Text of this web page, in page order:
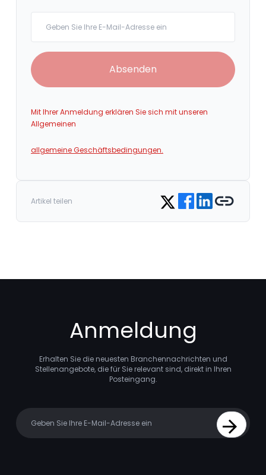
Absenden
Mit Ihrer Anmeldung erklären Sie sich mit unseren
Allgemeinen
allgemeine Geschäftsbedingungen.
Artikel teilen Share on Twitter
Share on Facebook
Share on LinkedIn
Copy link
Anmeldung
Erhalten Sie die neuesten Branchennachrichten und
Stellenangebote, die für Sie relevant sind, direkt in Ihren
Posteingang.
Sign Up